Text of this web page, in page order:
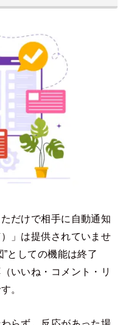
だけで相手に自動通知
」は提供されていませ
としての機能は終了
いいね・コメント・リ
。